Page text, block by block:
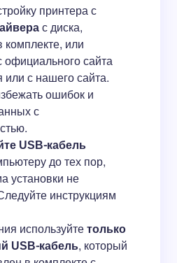
принтера с
с диска,
комплекте, или
официального сайта
или с нашего сайта.
ошибок и
с
USB-кабель
до тех пор,
установки не
инструкциям
используйтетолько
USB-кабель, который